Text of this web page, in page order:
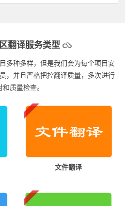
翻译服务类型
多种多样，但是我们会为每个项目安
，并且严格把控翻译质量，多次进行
和质量检查。
文件翻译